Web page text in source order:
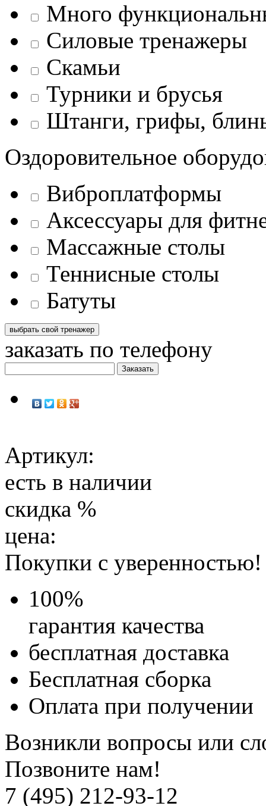
Много
Силовые тренажеры
Скамьи
Турники и брусья
Штанги, грифы,
Оздоровительное
Виброплатформы
Аксессуары для
Массажные столы
Теннисные столы
Батуты
заказать по телефону
Артикул:
есть в наличии
скидка %
цена:
Покупки с уверенностью!
100%
гарантия качества
бесплатная доставка
Бесплатная сборка
Оплата при получении
Возникли вопросы или
Позвоните нам!
7 (495) 212-93-12